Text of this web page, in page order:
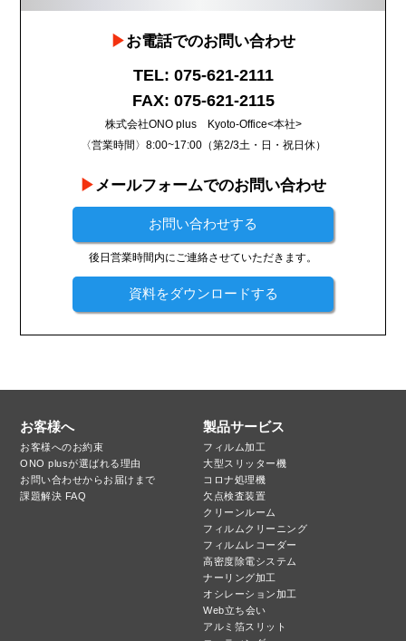
お電話でのお問い合わせ
TEL: 075-621-2111
FAX: 075-621-2115
株式会社ONO plus Kyoto-Office<本社>
〈営業時間〉8:00~17:00（第2/3土・日・祝日休）
メールフォームでのお問い合わせ
お問い合わせする
後日営業時間内にご連絡させていただきます。
資料をダウンロードする
お客様へ
お客様へのお約束
ONO plusが選ばれる理由
お問い合わせからお届けまで
課題解決 FAQ
製品サービス
フィルム加工
大型スリッター機
コロナ処理機
欠点検査装置
クリーンルーム
フィルムクリーニング
フィルムレコーダー
高密度除電システム
ナーリング加工
オシレーション加工
Web立ち会い
アルミ箔スリット